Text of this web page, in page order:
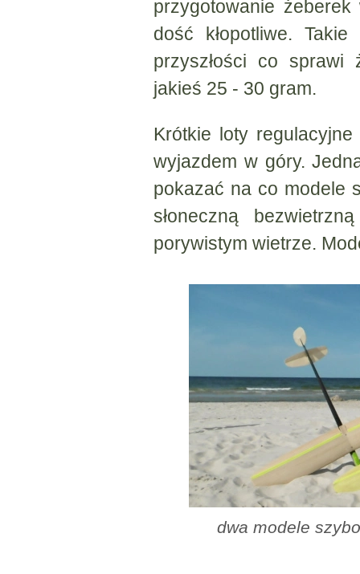
przygotowanie
dość kłopotliwe.
przyszłości co sprawi
jakieś 25 - 30 gram.
Krótkie loty
wyjazdem w góry.
pokazać na co modele
słoneczną
porywistym wietrze.
dwa modele